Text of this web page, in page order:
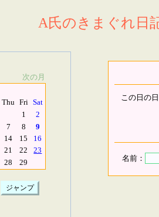
A氏のきまぐれ日
次の月
Thu Fri Sat
1
2
7 8
9
14 15
16
21 22
23
28 29
この日の
名前：